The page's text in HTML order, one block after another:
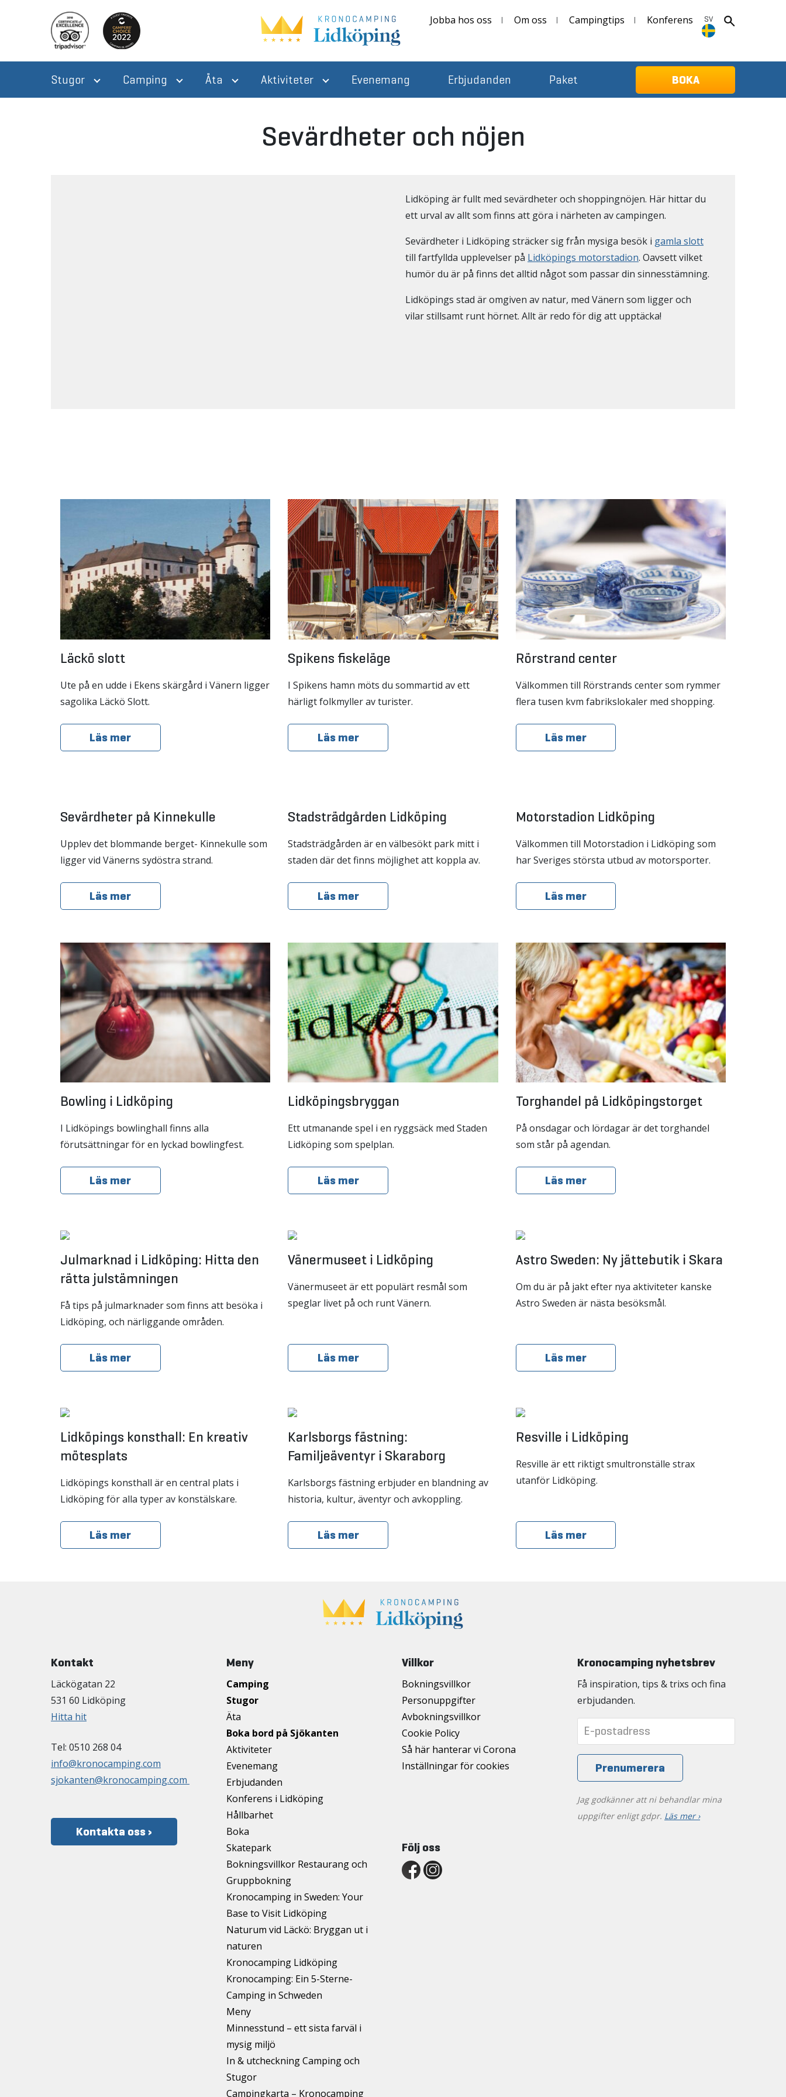
Jobba hos oss Om oss Campingtips Konferens SV
SV
Stugor Camping Äta Aktiviteter Evenemang Erbjudanden Paket BOKA
Sevärdheter och nöjen
Lidköping är fullt med sevärdheter och shoppingnöjen. Här hittar du
ett urval av allt som finns att göra i närheten av campingen.
Sevärdheter i Lidköping sträcker sig från mysiga besök i gamla slott
till fartfyllda upplevelser på Lidköpings motorstadion. Oavsett vilket
humör du är på finns det alltid något som passar din sinnesstämning.
Lidköpings stad är omgiven av natur, med Vänern som ligger och
vilar stillsamt runt hörnet. Allt är redo för dig att upptäcka!
Läckö slott
Ute på en udde i Ekens skärgård i Vänern ligger
sagolika Läckö Slott.
Läs mer
Spikens fiskeläge
I Spikens hamn möts du sommartid av ett
härligt folkmyller av turister.
Läs mer
Rörstrand center
Välkommen till Rörstrands center som rymmer
flera tusen kvm fabrikslokaler med shopping.
Läs mer
Sevärdheter på Kinnekulle
Upplev det blommande berget- Kinnekulle som
ligger vid Vänerns sydöstra strand.
Läs mer
Stadsträdgården Lidköping
Stadsträdgården är en välbesökt park mitt i
staden där det finns möjlighet att koppla av.
Läs mer
Motorstadion Lidköping
Välkommen till Motorstadion i Lidköping som
har Sveriges största utbud av motorsporter.
Läs mer
Bowling i Lidköping
I Lidköpings bowlinghall finns alla
förutsättningar för en lyckad bowlingfest.
Läs mer
Lidköpingsbryggan
Ett utmanande spel i en ryggsäck med Staden
Lidköping som spelplan.
Läs mer
Torghandel på Lidköpingstorget
På onsdagar och lördagar är det torghandel
som står på agendan.
Läs mer
Julmarknad i Lidköping: Hitta den
rätta julstämningen
Få tips på julmarknader som finns att besöka i
Lidköping, och närliggande områden.
Läs mer
Vänermuseet i Lidköping
Vänermuseet är ett populärt resmål som
speglar livet på och runt Vänern.
Läs mer
Astro Sweden: Ny jättebutik i Skara
Om du är på jakt efter nya aktiviteter kanske
Astro Sweden är nästa besöksmål.
Läs mer
Lidköpings konsthall: En kreativ
mötesplats
Lidköpings konsthall är en central plats i
Lidköping för alla typer av konstälskare.
Läs mer
Karlsborgs fästning:
Familjeäventyr i Skaraborg
Karlsborgs fästning erbjuder en blandning av
historia, kultur, äventyr och avkoppling.
Läs mer
Resville i Lidköping
Resville är ett riktigt smultronställe strax
utanför Lidköping.
Läs mer
Kontakt
Läckögatan 22
531 60 Lidköping
Hitta hit
Tel: 0510 268 04
info@kronocamping.com
sjokanten@kronocamping.com
Kontakta oss ›
Meny
Camping
Stugor
Äta
Boka bord på Sjökanten
Aktiviteter
Evenemang
Erbjudanden
Konferens i Lidköping
Hållbarhet
Boka
Skatepark
Bokningsvillkor Restaurang och
Gruppbokning
Kronocamping in Sweden: Your
Base to Visit Lidköping
Naturum vid Läckö: Bryggan ut i
naturen
Kronocamping Lidköping
Kronocamping: Ein 5-Sterne-
Camping in Schweden
Meny
Minnesstund – ett sista farväl i
mysig miljö
In & utcheckning Camping och
Stugor
Campingkarta – Kronocamping
Villkor
Bokningsvillkor
Personuppgifter
Avbokningsvillkor
Cookie Policy
Så här hanterar vi Corona
Inställningar för cookies
Följ oss
Kronocamping nyhetsbrev
Få inspiration, tips & trixs och fina
erbjudanden.
Jag godkänner att ni behandlar mina
uppgifter enligt gdpr. Läs mer ›